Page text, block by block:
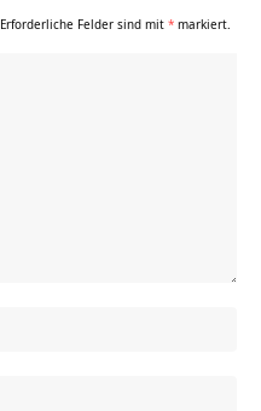
Erforderliche Felder sind mit * markiert.